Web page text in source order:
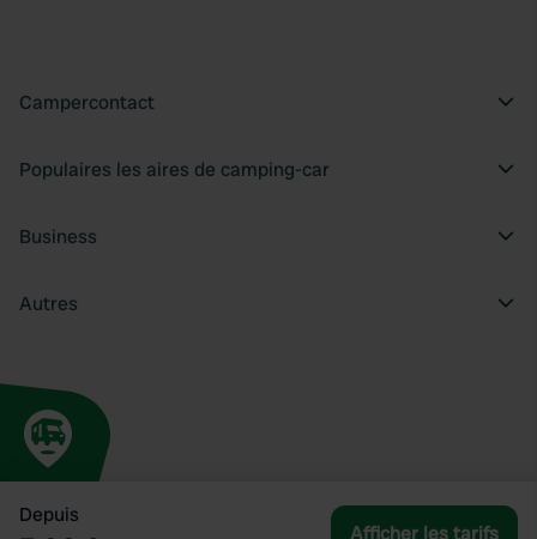
Depuis
Afficher les tarifs
Campercontact
Populaires les aires de camping-car
Business
Autres